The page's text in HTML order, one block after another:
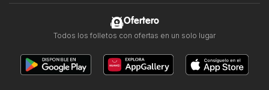
Ofertero
Todos los folletos con ofertas en un solo lugar